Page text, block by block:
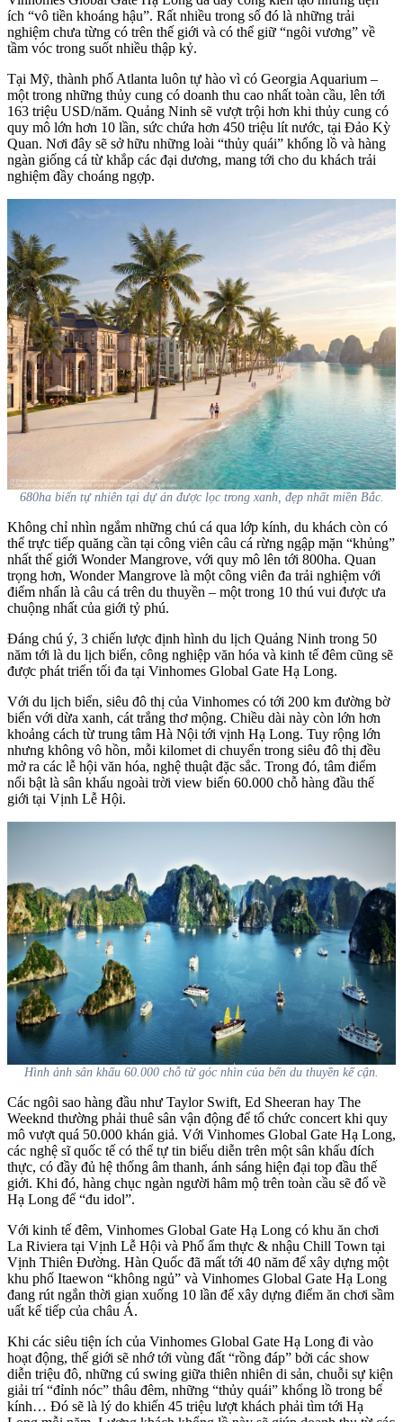
ích “vô tiền khoáng hậu”. Rất nhiều trong số đó là những trải
nghiệm chưa từng có trên thế giới và có thể giữ “ngôi vương” về
tầm vóc trong suốt nhiều thập kỷ.
Tại Mỹ, thành phố Atlanta luôn tự hào vì có Georgia Aquarium –
một trong những thủy cung có doanh thu cao nhất toàn cầu, lên tới
163 triệu USD/năm. Quảng Ninh sẽ vượt trội hơn khi thủy cung có
quy mô lớn hơn 10 lần, sức chứa hơn 450 triệu lít nước, tại Đảo Kỳ
Quan. Nơi đây sẽ sở hữu những loài “thủy quái” khổng lồ và hàng
ngàn giống cá từ khắp các đại dương, mang tới cho du khách trải
nghiệm đầy choáng ngợp.
680ha biển tự nhiên tại dự án được lọc trong xanh, đẹp nhất miền Bắc.
Không chỉ nhìn ngắm những chú cá qua lớp kính, du khách còn có
thể trực tiếp quăng cần tại công viên câu cá rừng ngập mặn “khủng”
nhất thế giới Wonder Mangrove, với quy mô lên tới 800ha. Quan
trọng hơn, Wonder Mangrove là một công viên đa trải nghiệm với
điểm nhấn là câu cá trên du thuyền – một trong 10 thú vui được ưa
chuộng nhất của giới tỷ phú.
Đáng chú ý, 3 chiến lược định hình du lịch Quảng Ninh trong 50
năm tới là du lịch biển, công nghiệp văn hóa và kinh tế đêm cũng sẽ
được phát triển tối đa tại Vinhomes Global Gate Hạ Long.
Với du lịch biển, siêu đô thị của Vinhomes có tới 200 km đường bờ
biển với dừa xanh, cát trắng thơ mộng. Chiều dài này còn lớn hơn
khoảng cách từ trung tâm Hà Nội tới vịnh Hạ Long. Tuy rộng lớn
nhưng không vô hồn, mỗi kilomet di chuyển trong siêu đô thị đều
mở ra các lễ hội văn hóa, nghệ thuật đặc sắc. Trong đó, tâm điểm
nổi bật là sân khấu ngoài trời view biển 60.000 chỗ hàng đầu thế
giới tại Vịnh Lễ Hội.
Hình ảnh sân khấu 60.000 chỗ từ góc nhìn của bến du thuyền kế cận.
Các ngôi sao hàng đầu như Taylor Swift, Ed Sheeran hay The
Weeknd thường phải thuê sân vận động để tổ chức concert khi quy
mô vượt quá 50.000 khán giả. Với Vinhomes Global Gate Hạ Long,
các nghệ sĩ quốc tế có thể tự tin biểu diễn trên một sân khấu đích
thực, có đầy đủ hệ thống âm thanh, ánh sáng hiện đại top đầu thế
giới. Khi đó, hàng chục ngàn người hâm mộ trên toàn cầu sẽ đổ về
Hạ Long để “đu idol”.
Với kinh tế đêm, Vinhomes Global Gate Hạ Long có khu ăn chơi
La Riviera tại Vịnh Lễ Hội và Phố ẩm thực & nhậu Chill Town tại
Vịnh Thiên Đường. Hàn Quốc đã mất tới 40 năm để xây dựng một
khu phố Itaewon “không ngủ” và Vinhomes Global Gate Hạ Long
đang rút ngắn thời gian xuống 10 lần để xây dựng điểm ăn chơi sầm
uất kế tiếp của châu Á.
Khi các siêu tiện ích của Vinhomes Global Gate Hạ Long đi vào
hoạt động, thế giới sẽ nhớ tới vùng đất “rồng đáp” bởi các show
diễn triệu đô, những cú swing giữa thiên nhiên di sản, chuỗi sự kiện
giải trí “đỉnh nóc” thâu đêm, những “thủy quái” khổng lồ trong bể
kính… Đó sẽ là lý do khiến 45 triệu lượt khách phải tìm tới Hạ